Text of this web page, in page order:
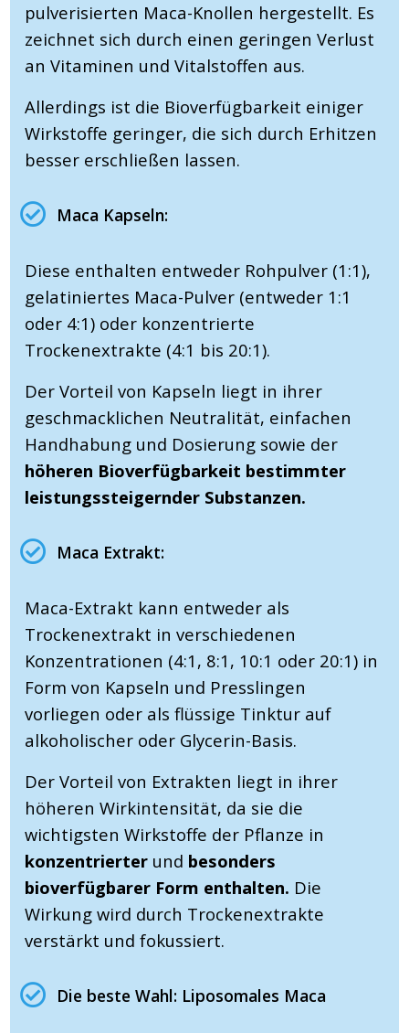
pulverisierten Maca-Knollen hergestellt. Es
zeichnet sich durch einen geringen Verlust
an Vitaminen und Vitalstoffen aus.
Allerdings ist die Bioverfügbarkeit einiger
Wirkstoffe geringer, die sich durch Erhitzen
besser erschließen lassen.
Maca Kapseln:
Diese enthalten entweder Rohpulver (1:1),
gelatiniertes Maca-Pulver (entweder 1:1
oder 4:1) oder konzentrierte
Trockenextrakte (4:1 bis 20:1).
Der Vorteil von Kapseln liegt in ihrer
geschmacklichen Neutralität, einfachen
Handhabung und Dosierung sowie der
höheren Bioverfügbarkeit bestimmter
leistungssteigernder Substanzen.
Maca Extrakt:
Maca-Extrakt kann entweder als
Trockenextrakt in verschiedenen
Konzentrationen (4:1, 8:1, 10:1 oder 20:1) in
Form von Kapseln und Presslingen
vorliegen oder als flüssige Tinktur auf
alkoholischer oder Glycerin-Basis.
Der Vorteil von Extrakten liegt in ihrer
höheren Wirkintensität, da sie die
wichtigsten Wirkstoffe der Pflanze in
konzentrierter und besonders
bioverfügbarer Form enthalten. Die
Wirkung wird durch Trockenextrakte
verstärkt und fokussiert.
Die beste Wahl: Liposomales Maca